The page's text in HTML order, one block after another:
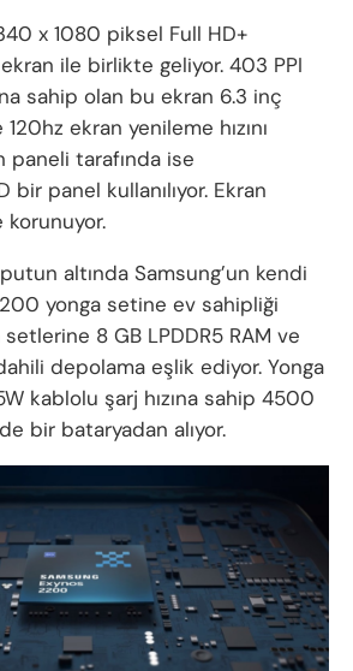
x 1080 piksel Full HD+
ile birlikte geliyor. 403 PPI
sahip olan bu ekran 6.3 inç
ekran yenileme hızını
paneli tarafında ise
bir panel kullanılıyor. Ekran
korunuyor.
altında Samsung’un kendi
yonga setine ev sahipliği
setlerine 8 GB LPDDR5 RAM ve
depolama eşlik ediyor. Yonga
kablolu şarj hızına sahip 4500
bir bataryadan alıyor.